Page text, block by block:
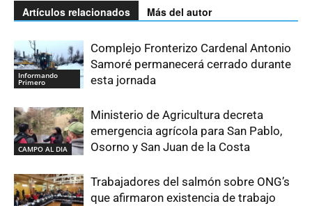
Artículos relacionados Más del autor
Informando
Primero
Complejo Fronterizo Cardenal Antonio
Samoré permanecerá cerrado durante
esta jornada
CAMPO AL DIA
Ministerio de Agricultura decreta
emergencia agrícola para San Pablo,
Osorno y San Juan de la Costa
Trabajadores del salmón sobre ONG’s
que afirmaron existencia de trabajo